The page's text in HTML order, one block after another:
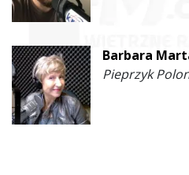
Barbara
Pieprzyk